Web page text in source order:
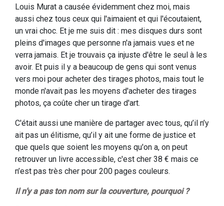
Louis Murat a causée évidemment chez moi, mais
aussi chez tous ceux qui l'aimaient et qui l'écoutaient,
un vrai choc. Et je me suis dit : mes disques durs sont
pleins d'images que personne n'a jamais vues et ne
verra jamais. Et je trouvais ça injuste d'être le seul à les
avoir. Et puis il y a beaucoup de gens qui sont venus
vers moi pour acheter des tirages photos, mais tout le
monde n'avait pas les moyens d'acheter des tirages
photos, ça coûte cher un tirage d'art.
C'était aussi une manière de partager avec tous, qu’il n’y
ait pas un élitisme, qu’il y ait une forme de justice et
que quels que soient les moyens qu'on a, on peut
retrouver un livre accessible, c'est cher 38 € mais ce
n’est pas très cher pour 200 pages couleurs.
Il n’y a pas ton nom sur la couverture, pourquoi ?